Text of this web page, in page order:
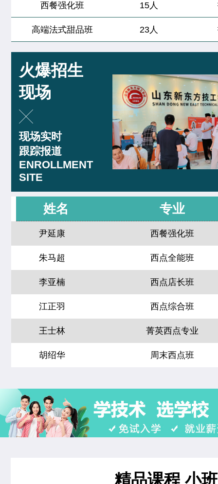
高端法式甜品班 23人
西点综合班 24人
西点烘焙班 27人
西点裱花班 18人
精品咖啡创就业班 9人
15人
特色轻食简餐班 11人
时尚咖啡兴趣班
周末西点班
网红单品定制班 16人
中西式面点专业(升学) 24人 技能
时尚西点专业 18人 技能
菁英西点专业 21人 技能
西餐工艺专业 22人 技能
西餐主厨专业 22人 技能
烘焙甜点全科班
米其林星厨班 28人
火爆招生
现场
现场实时
跟踪报道
ENROLLMENT
SITE
姓名 专业
张茹欢 烘焙甜点全科班
杜树豪 西餐主厨专业
李玉树
刘震涛 菁英西点专业
菁英西点专业
韩佳怡 西餐工艺专业
赵晴晴 中西式面点专业(升学)
尹延康 西餐强化班
朱马超 西点全能班
李亚楠 西点店长班
江正羽 西点综合班
王士林 菁英西点专业
胡绍华 周末西点班
左智超 米其林星厨班
王雷 西点裱花专业
李京修 中西式面点专业(升学)
时尚西点专业
精品课程 小